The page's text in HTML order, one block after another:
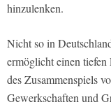
hinzulenken.
Nicht so in
ermöglicht einen
des Zusammenspiels
Gewerkschaften und